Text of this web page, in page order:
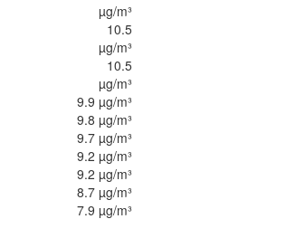
µg/m³
10.5
µg/m³
10.5
µg/m³
9.9 µg/m³
9.8 µg/m³
9.7 µg/m³
9.2 µg/m³
9.2 µg/m³
8.7 µg/m³
7.9 µg/m³